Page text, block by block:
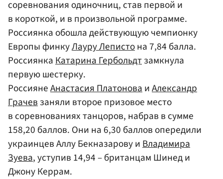
соревнования одиночниц, став первой и
в короткой, и в произвольной программе.
Россиянка обошла действующую чемпионку
Европы финкуЛауру Лепистона 7,84 балла.
РоссиянкаКатарина Гербольдтзамкнула
первую шестерку.
РоссиянеАнастасия ПлатоноваиАлександр
Грачевзаняли второе призовое место
в соревнованиях танцоров, набрав в сумме
158,20 баллов. Они на 6,30 баллов опередили
украинцев Аллу Бекназарову иВладимира
Зуева, уступив 14,94 – британцам Шинед и
Джону Керрам.